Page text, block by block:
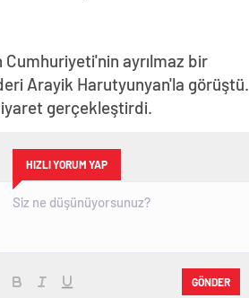
ayrılmaz bir
Arayik Harutyunyan'la görüştü.
gerçekleştirdi.
HIZLI YORUM YAP
GÖNDER